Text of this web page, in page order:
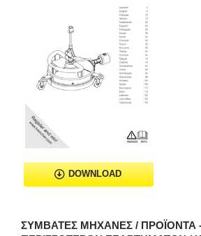
DOWNLOAD
ΣΥΜΒΑΤΈΣ ΜΗΧΑΝΈΣ / ΠΡΟΪΌΝΤΑ